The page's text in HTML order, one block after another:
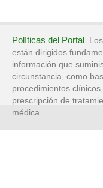
Políticas del Portal.
están dirigidos
información que
circunstancia, como
procedimientos
prescripción de
médica.